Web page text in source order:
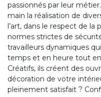
passionnés par leur
main la réalisation de
l’art, dans le respect de
normes strictes de
travailleurs dynamiques
temps et en heure tout
Créatifs, ils créent des
décoration de votre
pleinement satisfait ?